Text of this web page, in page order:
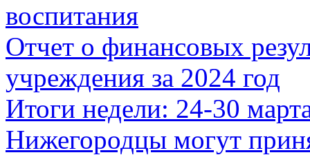
воспитания
Отчет о финансовых
учреждения за 2024 год
Итоги недели: 24-30
Нижегородцы могут